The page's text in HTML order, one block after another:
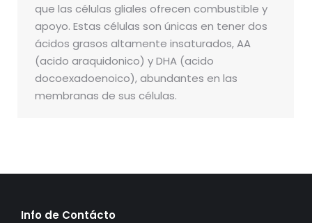
que las células gliales ofrecen combustible y
apoyo. Estas células son únicas en tener dos
ácidos grasos altamente insaturados, AA
(acido araquidonico) y DHA (acido
docoexadoenoico), abundantes en las
membranas de sus células.
Info de Contácto